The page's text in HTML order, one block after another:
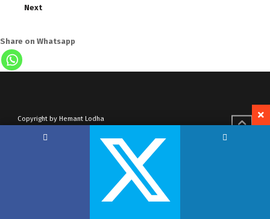
Next
Share on Whatsapp
Copyright by Hemant Lodha